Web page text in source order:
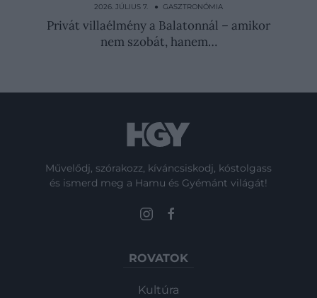
így állítsd össze…
2026. JÚLIUS 7. ● GASZTRONÓMIA
Privát villaélmény a Balatonnál – amikor
nem szobát, hanem…
Művelődj, szórakozz, kíváncsiskodj, kóstolgass
és ismerd meg a Hamu és Gyémánt világát!
ROVATOK
Kultúra